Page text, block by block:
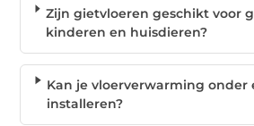
Zijn gietvloeren geschikt voor
kinderen en huisdieren?
Kan je vloerverwarming onder
installeren?